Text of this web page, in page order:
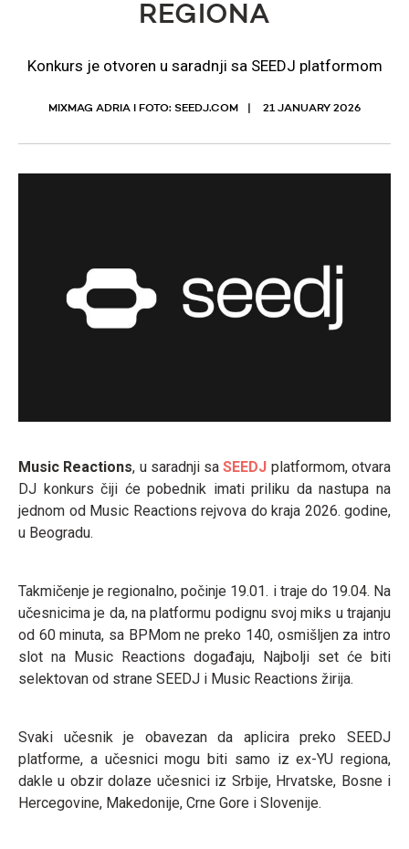
REGIONA
Konkurs je otvoren u saradnji sa SEEDJ platformom
MIXMAG ADRIA I FOTO: SEEDJ.COM 21 JANUARY 2026
Music Reactions, u saradnji sa SEEDJ platformom, otvara
DJ konkurs čiji će pobednik imati priliku da nastupa na
jednom od Music Reactions rejvova do kraja 2026. godine,
u Beogradu.
Takmičenje je regionalno, počinje 19.01. i traje do 19.04. Na
učesnicima je da, na platformu podignu svoj miks u trajanju
od 60 minuta, sa BPMom ne preko 140, osmišljen za intro
slot na Music Reactions događaju, Najbolji set će biti
selektovan od strane SEEDJ i Music Reactions žirija.
Svaki učesnik je obavezan da aplicira preko SEEDJ
platforme, a učesnici mogu biti samo iz ex-YU regiona,
dakle u obzir dolaze učesnici iz Srbije, Hrvatske, Bosne i
Hercegovine, Makedonije, Crne Gore i Slovenije.